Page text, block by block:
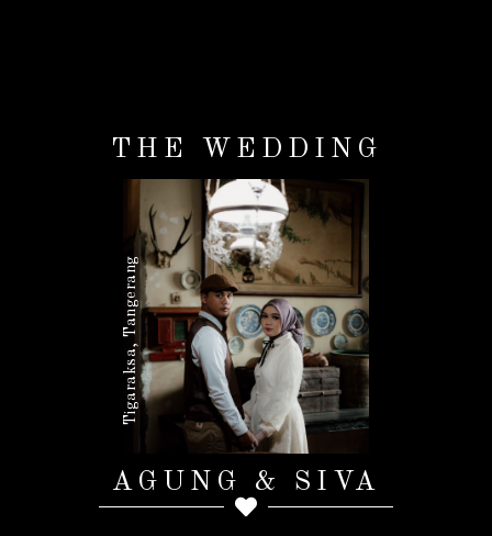
THE WEDDING
Minggu, 07 September 2025
Tigaraksa, Tangerang
AGUNG & SIVA